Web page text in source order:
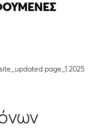
site_updated page_1.2025